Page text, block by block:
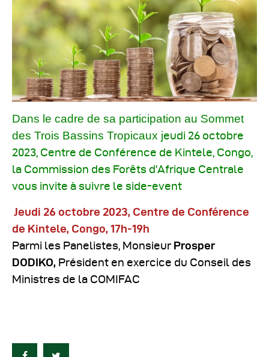
Dans le cadre de sa participation au Sommet
des Trois Bassins Tropicaux jeudi 26 octobre
2023, Centre de Conférence de Kintele, Congo,
la Commission des Forêts d’Afrique Centrale
vous invite à suivre le side-event
Jeudi 26 octobre 2023, Centre de Conférence
de Kintele, Congo, 17h-19h
Parmi les Panelistes, Monsieur Prosper
DODIKO, Président en exercice du Conseil des
Ministres de la COMIFAC